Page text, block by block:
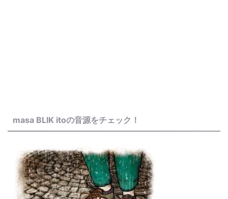
masa BLIK itoの音源をチェック！